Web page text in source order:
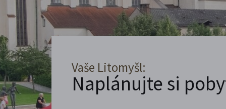
Vaše Litomyšl:
Naplánujte si